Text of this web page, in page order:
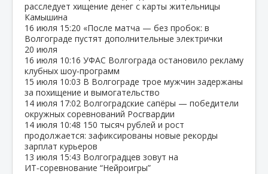
расследует хищение денег с карты жительницы
Камышина
16 июля 15:20 «После матча — без пробок: в
Волгограде пустят дополнительные электрички
20 июля
16 июля 10:16 УФАС Волгограда остановило рекламу
клубных шоу‑программ
15 июля 10:03 В Волгограде трое мужчин задержаны
за похищение и вымогательство
14 июля 17:02 Волгоградские сапёры — победители
окружных соревнований Росгвардии
14 июля 10:48 150 тысяч рублей и рост
продолжается: зафиксированы новые рекорды
зарплат курьеров
13 июля 15:43 Волгоградцев зовут на
ИТ‑соревнование “Нейроигры”